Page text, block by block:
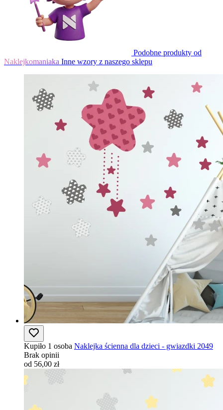
Podobne produkty od
Naklejkomaniaka Inne wzory z naszego sklepu
Kupiło 1 osoba Naklejka ścienna dla dzieci - gwiazdki 2049
Brak opinii
od 56,00 zł